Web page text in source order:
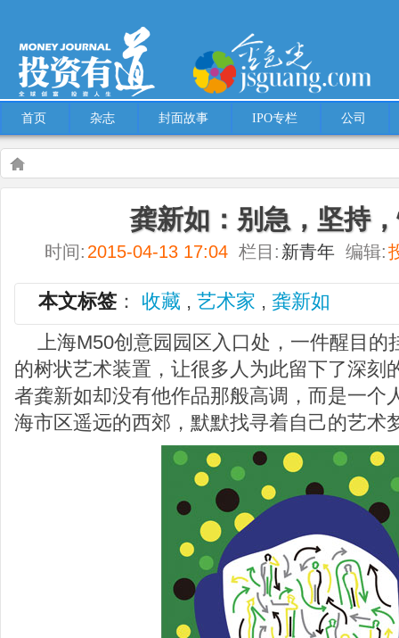
首页 杂志 封面故事 IPO专栏 公司
Warning: Use of undefined constant multiple - assumed 'multiple' (this will throw
content/themes/Hcms/single.phpon line
新青年 龚新如：别急，坚持，慢慢来！
龚新如：别急，坚持
时间: 2015-04-13 17:04 栏目: 新青年 编辑:
本文标签 ： 收藏 , 艺术家 , 龚新如
上海M50创意园园区入口处，一件醒目的
的树状艺术装置，让很多人为此留下了深刻
者龚新如却没有他作品那般高调，而是一个
海市区遥远的西郊，默默找寻着自己的艺术